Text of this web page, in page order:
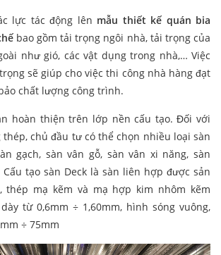
lực tác động lên mẫu thiết kế quán bia
bao gồm tải trọng ngôi nhà, tải trọng của
như gió, các vật dụng trong nhà,… Việc
sẽ giúp cho việc thi công nhà hàng đạt
chất lượng công trình.
hoàn thiện trên lớp nền cấu tạo. Đối với
chủ đầu tư có thể chọn nhiều loại sàn
gạch, sàn vân gỗ, sàn vân xi năng, sàn
Cấu tạo sàn Deck là sàn liên hợp được sản
thép mạ kẽm và mạ hợp kim nhôm kẽm
từ 0,6mm ÷ 1,60mm, hình sóng vuông,
÷ 75mm